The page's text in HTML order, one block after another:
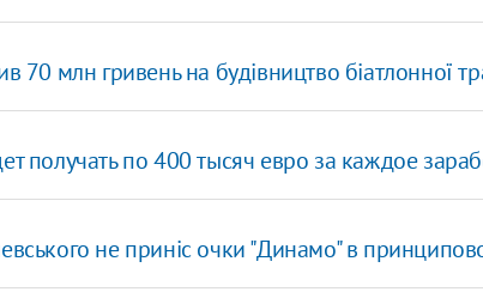
70 млн гривень на будівництво біатлонної
получать по 400 тысяч евро за каждое
не приніс очки "Динамо" в